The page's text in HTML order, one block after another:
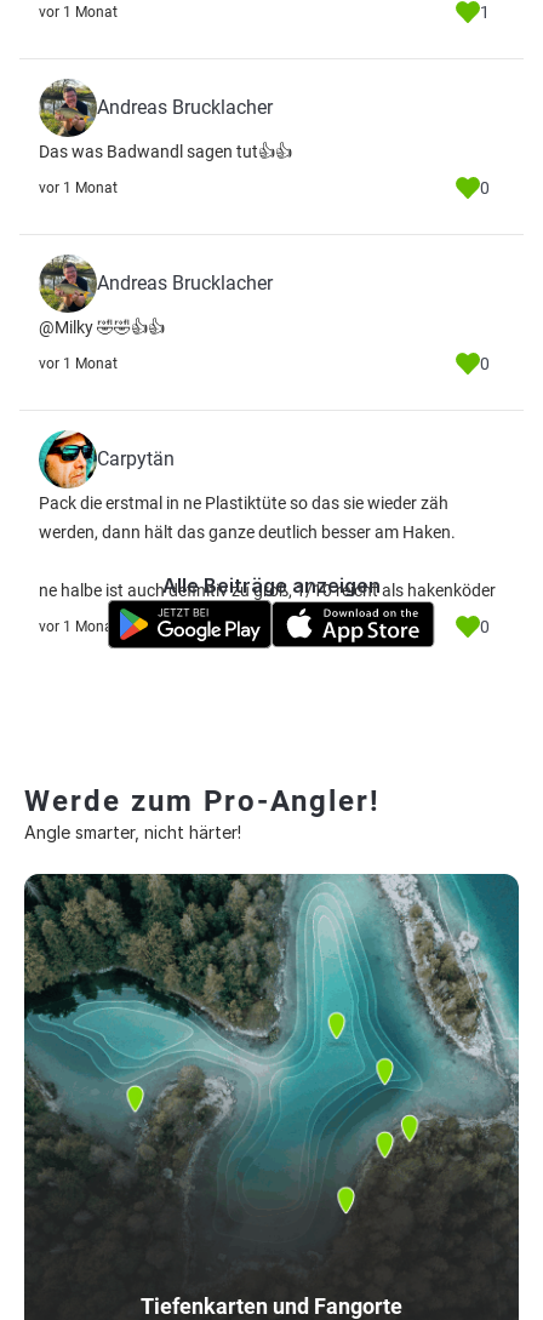
vor 1 Monat 1
Andreas Brucklacher
Das was Badwandl sagen tut👍👍
vor 1 Monat 0
Andreas Brucklacher
@Milky 🤣🤣👍👍
vor 1 Monat 0
Carpytän
Pack die erstmal in ne Plastiktüte so das sie wieder zäh
werden, dann hält das ganze deutlich besser am Haken.
ne halbe ist auch definitiv zu groß, 1/10 reicht als hakenköder
vor 1 Monat 0
Alle Beiträge anzeigen
Werde zum Pro-Angler!
Angle smarter, nicht härter!
Tiefenkarten und Fangorte